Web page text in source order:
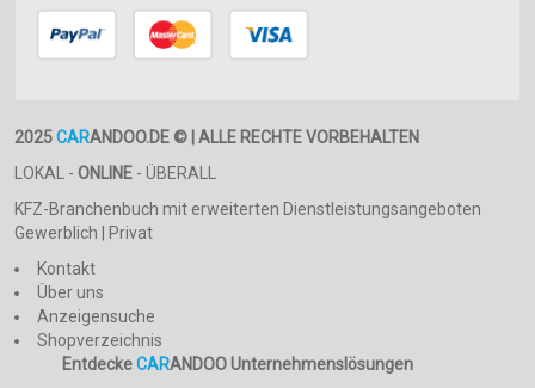
2025CARANDOO.DE © | ALLE RECHTE VORBEHALTEN
LOKAL - ONLINE - ÜBERALL
KFZ-Branchenbuch mit erweiterten Dienstleistungsangeboten
Gewerblich | Privat
Kontakt
Über uns
Anzeigensuche
Shopverzeichnis
EntdeckeCARANDOO Unternehmenslösungen